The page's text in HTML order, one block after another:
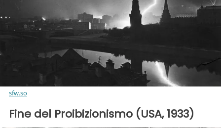
sfw.so
Fine del Proibizionismo (USA, 1933)